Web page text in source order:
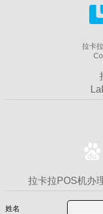
拉卡
拉卡拉POS机办
姓名